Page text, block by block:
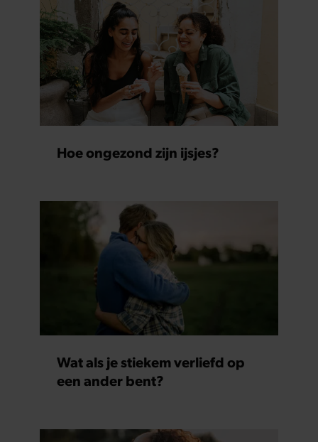
Hoe ongezond zijn ijsjes?
Wat als je stiekem verliefd op
een ander bent?